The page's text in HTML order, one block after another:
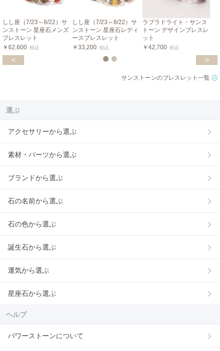
しし座（7/23～8/22）サ
ンストーン 星座石メンズ
ブレスレット
￥62,600 税込
しし座（7/23～8/22）サ
ンストーン 星座石レディ
ースブレスレット
￥33,200 税込
ラブラドライト・サンス
トーン デザインブレスレ
ット
￥42,700 税込
< >
サンストーンのブレスレット一覧
選ぶ
アクセサリーから選ぶ
素材・パーツから選ぶ
ブランドから選ぶ
石の名前から選ぶ
石の色から選ぶ
誕生石から選ぶ
運気から選ぶ
星座石から選ぶ
ヘルプ
パワーストーンについて